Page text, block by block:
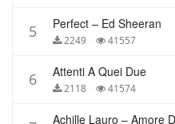
5 Perfect – Ed Sheeran
2249 41557
6 Attenti A Quei Due
2118 41574